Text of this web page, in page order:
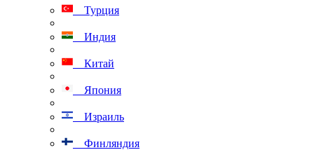
Турция
Индия
Китай
Япония
Израиль
Финляндия